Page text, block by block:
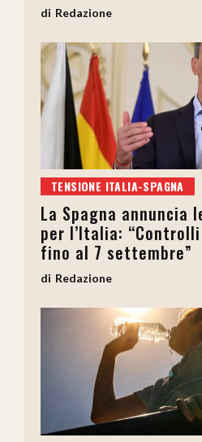
Redazione
TENSIONE ITALIA-SPAGNA
La Spagna annuncia
per l’Italia:
fino al 7 settembre”
Redazione